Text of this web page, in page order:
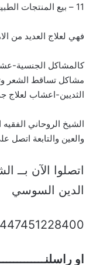
11 – بيع المنتجات الطبيعية والزيوت المستخلصة منها
فهي لعلاج العديد من
كالمشاكل الجنسية-
مشاكل تساقط الشعر
الثديين-اعشاب لعلاج
الشيخ الروحاني
والعين والتابعة اتصل
اتصلوا الآن بــ
الدين السوسي
او